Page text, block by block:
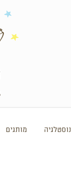
נוסטלגיה מותגים